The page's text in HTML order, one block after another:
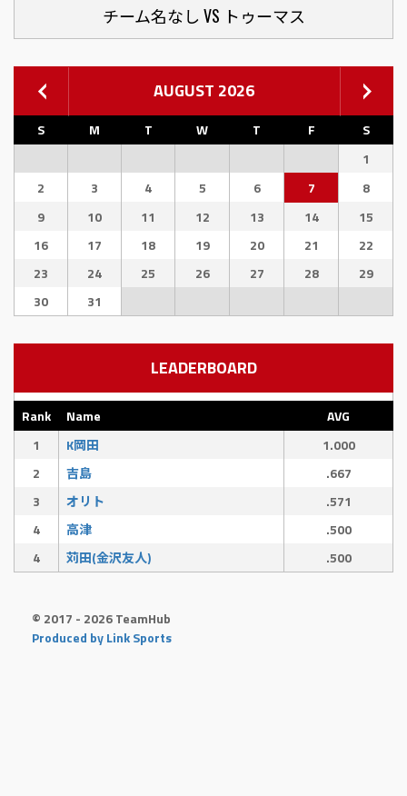
チーム名なし VS トゥーマス
AUGUST 2026
S M T W T F
S
1
2
3 4 5 6 7
8
9
10 11 12 13 14
15
16
17 18 19 20 21
22
23
24 25 26 27 28
29
30
31
LEADERBOARD
Rank Name
AVG
1
K岡田
1.000
2
吉島
.667
3
オリト
.571
4
高津
.500
4
苅田(金沢友人) .500
© 2017 - 2026 TeamHub
Produced by Link Sports